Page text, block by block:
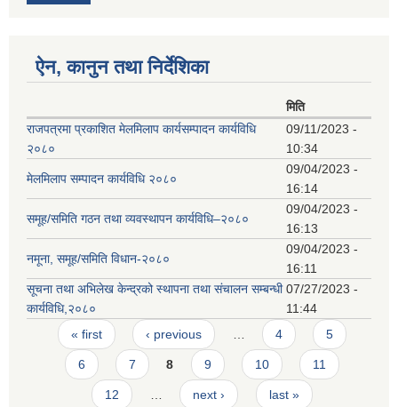
ऐन, कानुन तथा निर्देशिका
मिति
राजपत्रमा प्रकाशित मेलमिलाप कार्यसम्पादन कार्यविधि
२०८०
09/11/2023 -
10:34
मेलमिलाप सम्पादन कार्यविधि २०८०
09/04/2023 -
16:14
समूह/समिति गठन तथा व्यवस्थापन कार्यविधि–२०८०
09/04/2023 -
16:13
नमूना, समूह/समिति विधान-२०८०
09/04/2023 -
16:11
सूचना तथा अभिलेख केन्द्रको स्थापना तथा संचालन सम्बन्धी
कार्यविधि,२०८०
07/27/2023 -
11:44
Pages
« first ‹ previous 4 5
6 7 8 9 10 11
12 next › last »